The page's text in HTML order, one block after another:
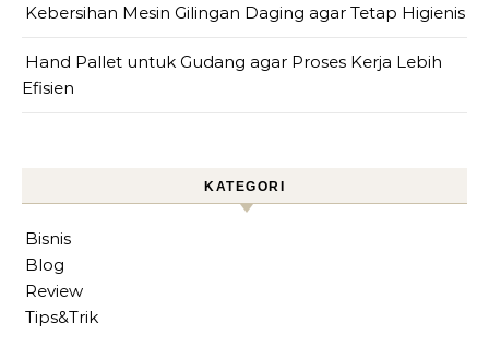
Kebersihan Mesin Gilingan Daging agar Tetap Higienis
Hand Pallet untuk Gudang agar Proses Kerja Lebih
Efisien
KATEGORI
Bisnis
Blog
Review
Tips&Trik